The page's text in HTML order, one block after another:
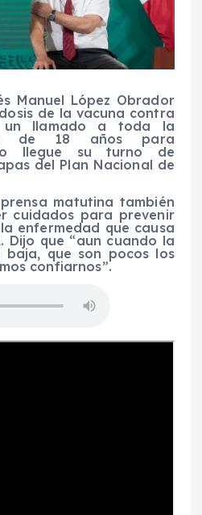
Manuel López Obrador
de la vacuna contra
un llamado a toda la
de 18 años para
llegue su turno de
del Plan Nacional de
matutina también
cuidados para prevenir
enfermedad que causa
Dijo que “aun cuando la
que son pocos los
confiarnos”.